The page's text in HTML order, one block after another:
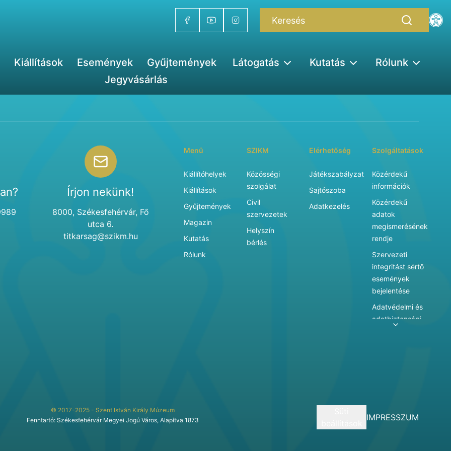
Kiállítások Események Gyűjtemények Látogatás Kutatás
Rólunk
Jegyvásárlás
Írjon nekünk!
8000, Székesfehérvár, Fő
utca 6.
titkarsag@szikm.hu
Menü
Kiállítóhelyek
Kiállítások
Gyűjtemények
Magazin
Kutatás
Rólunk
SZIKM
Közösségi
szolgálat
Civil
szervezetek
Helyszín
bérlés
Elérhetőség
Játékszabályzat
Sajtószoba
Adatkezelés
Szolgáltatások
Közérdekű
információk
Közérdekű
adatok
megismerésének
rendje
Szervezeti
integritást sértő
események
bejelentése
Adatvédelmi és
adatbiztonsági
szolgáltatásai
© 2017-2025 - Szent István Király Múzeum
Fenntartó: Székesfehérvár Megyei Jogú Város, Alapítva 1873
IMPRESSZUM